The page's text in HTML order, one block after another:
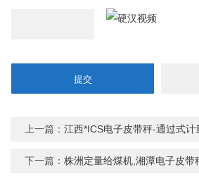
上一篇：江西*ICS电子皮带秤-通过式计
下一篇：株洲定量给煤机,湘潭电子皮带